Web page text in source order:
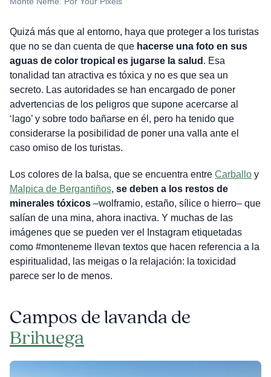
Quizá más que al entorno, haya que proteger a los turistas
que no se dan cuenta de que hacerse una foto en sus
aguas de color tropical es jugarse la salud . Esa
tonalidad tan atractiva es tóxica y no es que sea un
secreto. Las autoridades se han encargado de poner
advertencias de los peligros que supone acercarse al
‘lago’ y sobre todo bañarse en él, pero ha tenido que
considerarse la posibilidad de poner una valla ante el
caso omiso de los turistas.
Los colores de la balsa, que se encuentra entre Carballoy
Malpica de Bergantiños, se deben a los restos de
minerales tóxicos–wolframio, estaño, sílice o hierro– que
salían de una mina, ahora inactiva. Y muchas de las
imágenes que se pueden ver el Instagram etiquetadas
como #monteneme llevan textos que hacen referencia a la
espiritualidad, las meigas o la relajación: la toxicidad
parece ser lo de menos.
Campos de lavanda de
Brihuega